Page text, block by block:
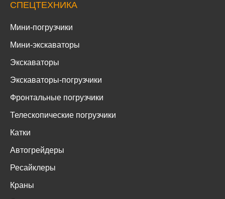
СПЕЦТЕХНИКА
Мини-погрузчики
Мини-экскаваторы
Экскаваторы
Экскаваторы-погрузчики
Фронтальные погрузчики
Телескопические погрузчики
Катки
Автогрейдеры
Ресайклеры
Краны